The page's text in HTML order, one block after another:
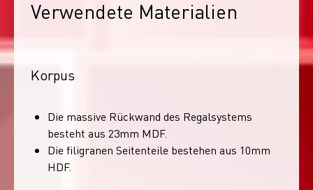
Verwendete Materialien
Korpus
Die massive Rückwand des Regalsystems
besteht aus 23mm MDF.
Die filigranen Seitenteile bestehen aus 10mm
HDF.